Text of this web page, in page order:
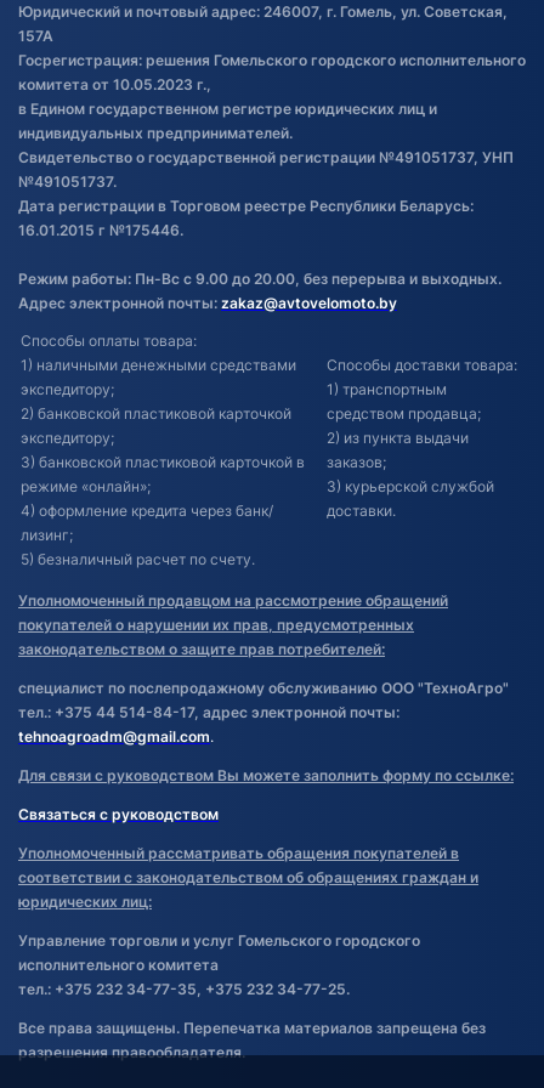
Обработка файлов cookie
Постановка транспорта на учет
Обновления в ЭПТС 2024
Юридический и почтовый адрес: 246007, г. Гомель, ул. Советская,
157А
Госрегистрация: решения Гомельского городского исполнительного
комитета от 10.05.2023 г.,
в Едином государственном регистре юридических лиц и
индивидуальных предпринимателей.
Свидетельство о государственной регистрации №491051737, УНП
№491051737.
Дата регистрации в Торговом реестре Республики Беларусь:
16.01.2015 г №175446.
Режим работы: Пн-Вс с 9.00 до 20.00, без перерыва и выходных.
Адрес электронной почты: zakaz@avtovelomoto.by
Способы оплаты товара:
1) наличными денежными средствами
экспедитору;
2) банковской пластиковой карточкой
экспедитору;
3) банковской пластиковой карточкой в
режиме «онлайн»;
4) оформление кредита через банк/
лизинг;
5) безналичный расчет по счету.
Способы доставки товара:
1) транспортным
средством продавца;
2) из пункта выдачи
заказов;
3) курьерской службой
доставки.
Уполномоченный продавцом на рассмотрение обращений
покупателей о нарушении их прав, предусмотренных
законодательством о защите прав потребителей:
специалист по послепродажному обслуживанию ООО "ТехноАгро"
тел.: +375 44 514-84-17, адрес электронной почты:
tehnoagroadm@gmail.com.
Для связи с руководством Вы можете заполнить форму по ссылке:
Связаться с руководством
Уполномоченный рассматривать обращения покупателей в
соответствии с законодательством об обращениях граждан и
юридических лиц:
Управление торговли и услуг Гомельского городского
исполнительного комитета
тел.: +375 232 34-77-35, +375 232 34-77-25.
Все права защищены. Перепечатка материалов запрещена без
разрешения правообладателя.